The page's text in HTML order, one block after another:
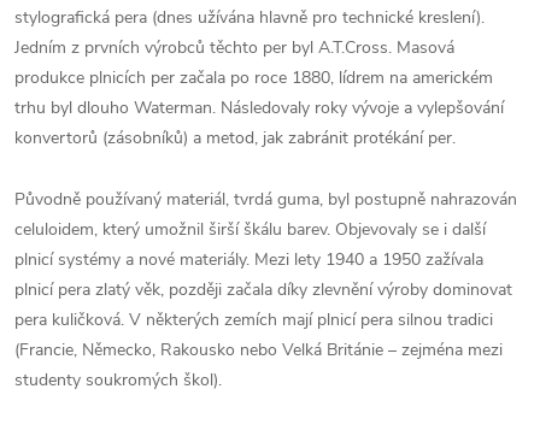
stylografická pera (dnes užívána hlavně pro technické kreslení).
Jedním z prvních výrobců těchto per byl A.T.Cross. Masová
produkce plnicích per začala po roce 1880, lídrem na americkém
trhu byl dlouho Waterman. Následovaly roky vývoje a vylepšování
konvertorů (zásobníků) a metod, jak zabránit protékání per.
Původně používaný materiál, tvrdá guma, byl postupně nahrazován
celuloidem, který umožnil širší škálu barev. Objevovaly se i další
plnicí systémy a nové materiály. Mezi lety 1940 a 1950 zažívala
plnicí pera zlatý věk, později začala díky zlevnění výroby dominovat
pera kuličková. V některých zemích mají plnicí pera silnou tradici
(Francie, Německo, Rakousko nebo Velká Británie – zejména mezi
studenty soukromých škol).